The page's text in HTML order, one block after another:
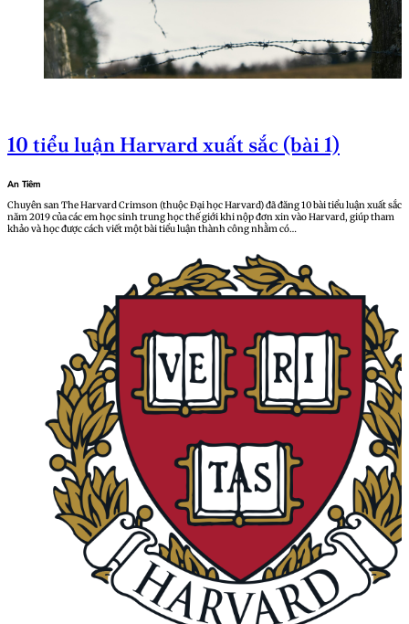
10 tiểu luận Harvard xuất sắc (bài 1)
An Tiêm
Chuyên san The Harvard Crimson (thuộc Đại học Harvard) đã đăng 10 bài tiểu luận xuất sắc
năm 2019 của các em học sinh trung học thế giới khi nộp đơn xin vào Harvard, giúp tham
khảo và học được cách viết một bài tiểu luận thành công nhằm có…